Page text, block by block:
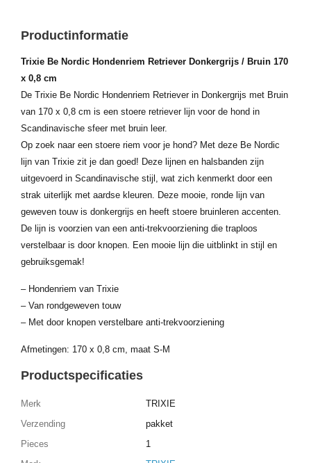
Productinformatie
Trixie Be Nordic Hondenriem Retriever Donkergrijs / Bruin 170
x 0,8 cm
De Trixie Be Nordic Hondenriem Retriever in Donkergrijs met Bruin
van 170 x 0,8 cm is een stoere retriever lijn voor de hond in
Scandinavische sfeer met bruin leer.
Op zoek naar een stoere riem voor je hond? Met deze Be Nordic
lijn van Trixie zit je dan goed! Deze lijnen en halsbanden zijn
uitgevoerd in Scandinavische stijl, wat zich kenmerkt door een
strak uiterlijk met aardse kleuren. Deze mooie, ronde lijn van
geweven touw is donkergrijs en heeft stoere bruinleren accenten.
De lijn is voorzien van een anti-trekvoorziening die traploos
verstelbaar is door knopen. Een mooie lijn die uitblinkt in stijl en
gebruiksgemak!
– Hondenriem van Trixie
– Van rondgeweven touw
– Met door knopen verstelbare anti-trekvoorziening
Afmetingen: 170 x 0,8 cm, maat S-M
Productspecificaties
Merk
TRIXIE
Verzending
pakket
Pieces
1